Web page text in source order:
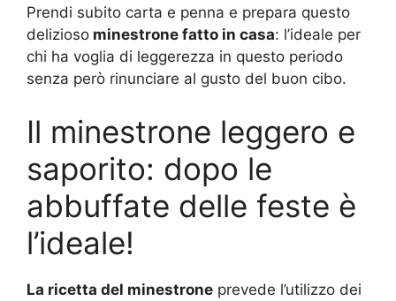
Prendi subito carta e penna e prepara questo
delizioso minestrone fatto in casa: l’ideale per
chi ha voglia di leggerezza in questo periodo
senza però rinunciare al gusto del buon cibo.
Il minestrone leggero e
saporito: dopo le
abbuffate delle feste è
l’ideale!
La ricetta del minestrone prevede l’utilizzo dei